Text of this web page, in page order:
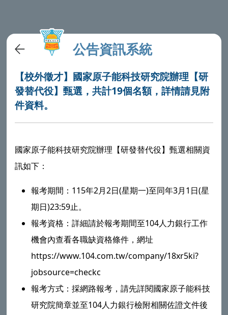
公告資訊系統
【校外徵才】國家原子能科技研究院辦理【研
發替代役】甄選，共計19個名額，詳情請見附
件資料。
國家原子能科技研究院辦理【研發替代役】甄選相關資
訊如下：
報考期間：115年2月2日(星期一)至同年3月1日(星
期日)23:59止。
報考資格：詳細請於報考期間至104人力銀行工作
機會內查看各職缺資格條件，網址
https://www.104.com.tw/company/18xr5ki?
jobsource=checkc
報考方式：採網路報考，請先詳閱國家原子能科技
研究院簡章並至104人力銀行檢附相關佐證文件後